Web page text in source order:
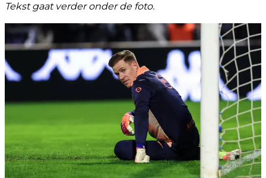
Tekst gaat verder onder de foto.